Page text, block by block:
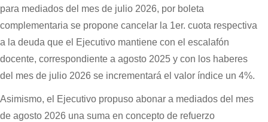
para mediados del mes de julio 2026, por boleta
complementaria se propone cancelar la 1er. cuota respectiva
a la deuda que el Ejecutivo mantiene con el escalafón
docente, correspondiente a agosto 2025 y con los haberes
del mes de julio 2026 se incrementará el valor índice un 4%.
Asimismo, el Ejecutivo propuso abonar a mediados del mes
de agosto 2026 una suma en concepto de refuerzo